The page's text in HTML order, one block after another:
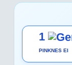
1
PINKNES EI